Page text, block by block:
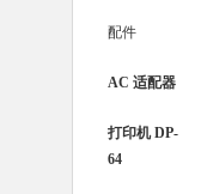
配件
AC 适配器
打印机 DP-
64